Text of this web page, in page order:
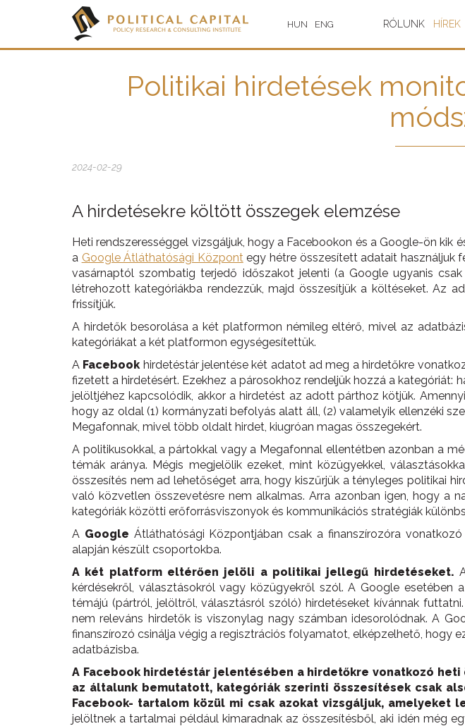
HUN ENG RÓLUNK HÍREK
Politikai hirdetések
2024-02-29
A hirdetésekre költött összegek elemzése
Heti rendszerességgel vizsgáljuk, hogy a Facebookon és a Google-ön kik
a Google Átláthatósági Központegy hétre összesített adatait használjuk
vasárnaptól szombatig terjedő időszakot jelenti (a Google ugyanis
létrehozott kategóriákba rendezzük, majd összesítjük a költéseket. Az
frissítjük.
A hirdetők besorolása a két platformon némileg eltérő, mivel az
kategóriákat a két platformon egységesítettük.
A Facebookhirdetéstár jelentése két adatot ad meg a hirdetőkre
fizetett a hirdetésért. Ezekhez a párosokhoz rendeljük hozzá a
jelöltjéhez kapcsolódik, akkor a hirdetést az adott párthoz kötjük.
hogy az oldal (1) kormányzati befolyás alatt áll, (2) valamelyik ellenzéki
Megafonnak, mivel több oldalt hirdet, kiugróan magas összegekért.
A politikusokkal, a pártokkal vagy a Megafonnal ellentétben azonban a
témák aránya. Mégis megjelölik ezeket, mint közügyekkel,
összesítés nem ad lehetőséget arra, hogy kiszűrjük a tényleges politikai
való közvetlen összevetésre nem alkalmas. Arra azonban igen, hogy a
kategóriák közötti erőforrásviszonyok és kommunikációs stratégiák
A Google Átláthatósági Központjában csak a finanszírozóra
alapján készült csoportokba.
A két platform eltérően jelöli a politikai jellegű hirdetéseket.
kérdésekről, választásokról vagy közügyekről szól. A Google esetében
témájú (pártról, jelöltről, választásról szóló) hirdetéseket kívánnak
nem releváns hirdetők is viszonylag nagy számban idesorolódnak. A
finanszírozó csinálja végig a regisztrációs folyamatot, elképzelhető, hogy
adatbázisba.
A Facebook hirdetéstár jelentésében a hirdetőkre vonatkozó
az általunk bemutatott, kategóriák szerinti összesítések csak
Facebook- tartalom közül mi csak azokat vizsgáljuk,
jelöltnek a tartalmai például kimaradnak az összesítésből, aki idén még